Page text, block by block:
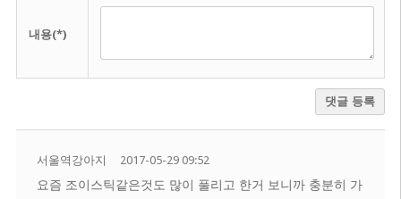
내용(*)
댓글 등록
서울역강아지 2017-05-29 09:52
요즘 조이스틱같은것도 많이 풀리고 한거 보니까 충분히 가